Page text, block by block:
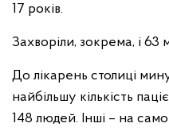
17 років.
Захворіли, зокрема, і 63
До лікарень столиці
найбільшу кількість
148 людей. Інші – на